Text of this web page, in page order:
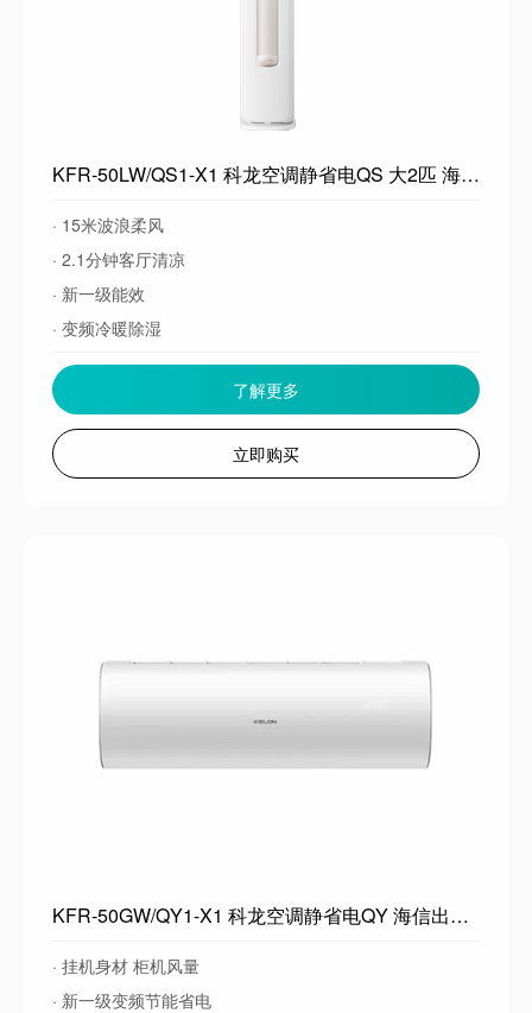
KFR-50LW/QS1-X1 科龙空调静省电QS 大2匹 海信出品 新一级能效 变频冷暖除湿 立式空调柜机海信出品 以旧换新 大2匹一级能效50QS
· 15米波浪柔风
· 2.1分钟客厅清凉
· 新一级能效
· 变频冷暖除湿
了解更多
立即购买
KFR-50GW/QY1-X1 科龙空调静省电QY 海信出品 大2匹 空调挂机 新一级变频节能省电 冷暖家用空调 以旧换新 大2匹一级能效50QY
· 挂机身材 柜机风量
· 新一级变频节能省电